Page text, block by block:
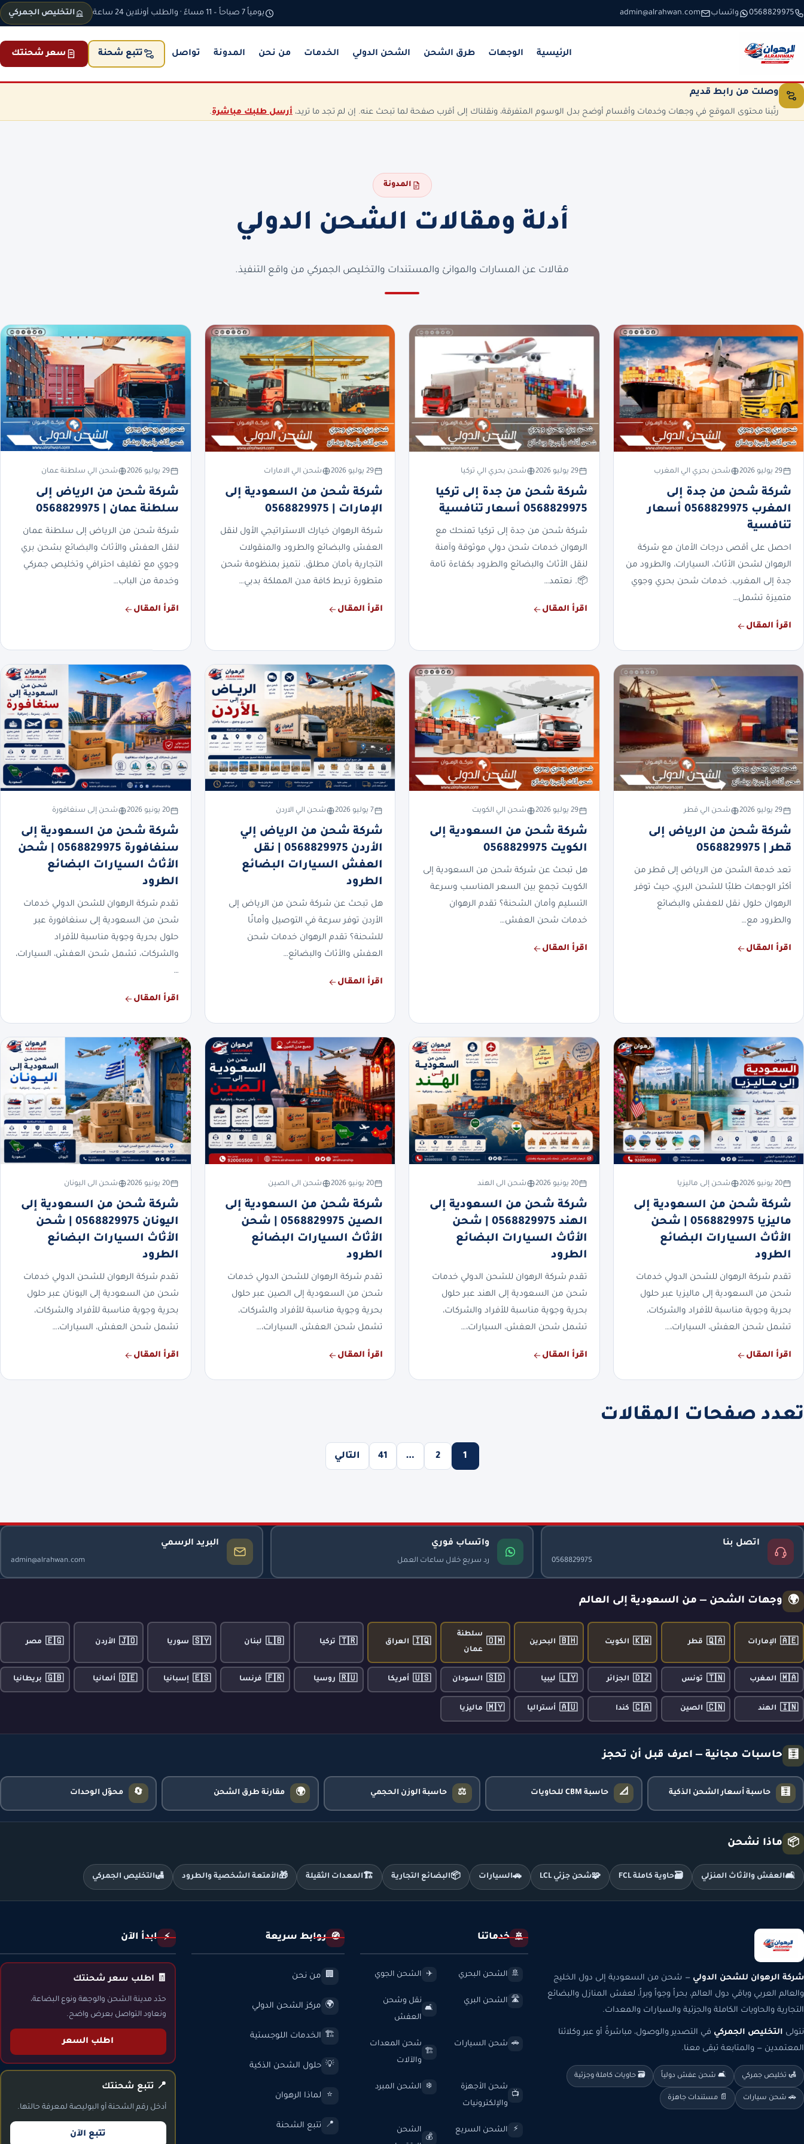
تخطَّ إلى المحتوى
0568829975 واتساب admin@alrahwan.com يومياً 7 صباحاً – 11 مساءً · والطلب أونلاين 24 ساعة التخليص الجمركي
الرئيسية الوجهات طرق الشحن الشحن الدولي الخدمات من نحن المدونة تواصل تتبع شحنة سعر شحنتك
وصلت من رابط قديم
رتّبنا محتوى الموقع في وجهات وخدمات وأقسام أوضح بدل الوسوم المتفرقة، ونقلناك إلى أقرب صفحة لما تبحث عنه. إن لم تجد ما تريد، أرسل طلبك مباشرة.
المدونة
أدلة ومقالات الشحن الدولي
مقالات عن المسارات والموانئ والمستندات والتخليص الجمركي من واقع التنفيذ.
29 يوليو 2026 شحن بحري الي المغرب
شركة شحن من جدة إلى
المغرب 0568829975 أسعار
تنافسية
احصل على أقصى درجات الأمان مع شركة
الرهوان لشحن الأثاث، السيارات، والطرود من
جدة إلى المغرب. خدمات شحن بحري وجوي
متميزة تشمل…
اقرأ المقال
29 يوليو 2026 شحن بحري الي تركيا
شركة شحن من جدة إلى تركيا
0568829975 أسعار تنافسية
شركة شحن من جدة إلى تركيا تمنحك مع
الرهوان خدمات شحن دولي موثوقة وآمنة
لنقل الأثاث والبضائع والطرود بكفاءة تامة
📦. نعتمد…
اقرأ المقال
29 يوليو 2026 شحن الي الامارات
شركة شحن من السعودية إلى
الإمارات | 0568829975
شركة الرهوان خيارك الاستراتيجي الأول لنقل
العفش والبضائع والطرود والمنقولات
التجارية بأمان مطلق. نتميز بمنظومة شحن
متطورة تربط كافة مدن المملكة بدبي…
اقرأ المقال
29 يوليو 2026 شحن الي سلطنة عمان
شركة شحن من الرياض إلى
سلطنة عمان | 0568829975
شركة شحن من الرياض إلى سلطنة عمان
لنقل العفش والأثاث والبضائع بشحن بري
وجوي مع تغليف احترافي وتخليص جمركي
وخدمة من الباب…
اقرأ المقال
29 يوليو 2026 شحن الي قطر
شركة شحن من الرياض إلى
قطر | 0568829975
تعد خدمة الشحن من الرياض إلى قطر من
أكثر الوجهات طلبًا للشحن البري، حيث توفر
الرهوان حلول نقل للعفش والبضائع
والطرود مع…
اقرأ المقال
29 يوليو 2026 شحن الي الكويت
شركة شحن من السعودية إلى
الكويت 0568829975
هل تبحث عن شركة شحن من السعودية إلى
الكويت تجمع بين السعر المناسب وسرعة
التسليم وأمان الشحنة؟ تقدم الرهوان
خدمات شحن العفش…
اقرأ المقال
7 يوليو 2026 شحن الي الاردن
شركة شحن من الرياض إلي
الأردن 0568829975 | نقل
العفش السيارات البضائع
الطرود
هل تبحث عن شركة شحن من الرياض إلى
الأردن توفر سرعة في التوصيل وأمانًا
للشحنة؟ تقدم الرهوان خدمات شحن
العفش والأثاث والبضائع…
اقرأ المقال
20 يونيو 2026 شحن إلى سنغافورة
شركة شحن من السعودية إلى
سنغافورة 0568829975 | شحن
الأثاث السيارات البضائع
الطرود
تقدم شركة الرهوان للشحن الدولي خدمات
شحن من السعودية إلى سنغافورة عبر
حلول بحرية وجوية مناسبة للأفراد
والشركات، تشمل شحن العفش، السيارات،
…
اقرأ المقال
20 يونيو 2026 شحن إلى ماليزيا
شركة شحن من السعودية إلى
ماليزيا 0568829975 | شحن
الأثاث السيارات البضائع
الطرود
تقدم شركة الرهوان للشحن الدولي خدمات
شحن من السعودية إلى ماليزيا عبر حلول
بحرية وجوية مناسبة للأفراد والشركات،
تشمل شحن العفش، السيارات،…
اقرأ المقال
20 يونيو 2026 شحن الى الهند
شركة شحن من السعودية إلى
الهند 0568829975 | شحن
الأثاث السيارات البضائع
الطرود
تقدم شركة الرهوان للشحن الدولي خدمات
شحن من السعودية إلى الهند عبر حلول
بحرية وجوية مناسبة للأفراد والشركات،
تشمل شحن العفش، السيارات،…
اقرأ المقال
20 يونيو 2026 شحن الى الصين
شركة شحن من السعودية إلى
الصين 0568829975 | شحن
الأثاث السيارات البضائع
الطرود
تقدم شركة الرهوان للشحن الدولي خدمات
شحن من السعودية إلى الصين عبر حلول
بحرية وجوية مناسبة للأفراد والشركات،
تشمل شحن العفش، السيارات،…
اقرأ المقال
20 يونيو 2026 شحن الى اليونان
شركة شحن من السعودية إلى
اليونان 0568829975 | شحن
الأثاث السيارات البضائع
الطرود
تقدم شركة الرهوان للشحن الدولي خدمات
شحن من السعودية إلى اليونان عبر حلول
بحرية وجوية مناسبة للأفراد والشركات،
تشمل شحن العفش، السيارات،…
اقرأ المقال
تعدد صفحات المقالات
1
2
…
41 التالي
اتصل بنا
0568829975
واتساب فوري
رد سريع خلال ساعات العمل
البريد الرسمي
admin@alrahwan.com
🌍 وجهات الشحن — من السعودية إلى العالم
🇦🇪 الإمارات 🇶🇦 قطر 🇰🇼 الكويت 🇧🇭 البحرين 🇴🇲
سلطنة
عمان
🇮🇶 العراق 🇹🇷 تركيا 🇱🇧 لبنان 🇸🇾 سوريا 🇯🇴 الأردن 🇪🇬 مصر
🇲🇦 المغرب 🇹🇳 تونس 🇩🇿 الجزائر 🇱🇾 ليبيا 🇸🇩 السودان 🇺🇸 أمريكا 🇷🇺 روسيا 🇫🇷 فرنسا 🇪🇸 إسبانيا 🇩🇪 ألمانيا 🇬🇧 بريطانيا
🇮🇳 الهند 🇨🇳 الصين 🇨🇦 كندا 🇦🇺 أستراليا 🇲🇾 ماليزيا
🧮 حاسبات مجانية — اعرف قبل أن تحجز
🧮 حاسبة أسعار الشحن الذكية 📐 حاسبة CBM للحاويات ⚖️ حاسبة الوزن الحجمي 🌍 مقارنة طرق الشحن 🔄 محوّل الوحدات
📦 ماذا نشحن
🛋️العفش والأثاث المنزلي 🗃️حاوية كاملة FCL 🧩شحن جزئي LCL 🚗السيارات 📦البضائع التجارية 🏗️المعدات الثقيلة 🎁الأمتعة الشخصية والطرود 🛃التخليص الجمركي
شركة الرهوان للشحن الدولي — شحن من السعودية إلى دول الخليج
والعالم العربي وباقي دول العالم، بحراً وجواً وبراً، لعفش المنازل والبضائع
التجارية والحاويات الكاملة والجزئية والسيارات والمعدات.
نتولى التخليص الجمركي في التصدير والوصول، مباشرةً أو عبر وكلائنا
المعتمدين — والمتابعة تبقى معنا.
🛃 تخليص جمركي 🛋️ شحن عفش دولياً 🗃️ حاويات كاملة وجزئية
🚗 شحن سيارات 📄 مستندات جاهزة
🚢 خدماتنا
🚢 الشحن البحري ✈️ الشحن الجوي
🛣️ الشحن البري
🛋️
نقل وشحن
العفش
🚗 شحن السيارات
🏗️
شحن المعدات
والآلات
📺
شحن الأجهزة
والإلكترونيات
❄️ الشحن المبرد
⚡ الشحن السريع
💰
الشحن
🧭 روابط سريعة
🏢 من نحن
🌍 مركز الشحن الدولي
🏗️ الخدمات اللوجستية
💡 حلول الشحن الذكية
⭐ لماذا الرهوان
📍 تتبع الشحنة
⚡ ابدأ الآن
🧾 اطلب سعر شحنتك
حدّد مدينة الشحن والوجهة ونوع البضاعة،
ونعاود التواصل بعرض واضح.
اطلب السعر
📍 تتبع شحنتك
أدخل رقم الشحنة أو البوليصة لمعرفة حالتها.
تتبع الآن